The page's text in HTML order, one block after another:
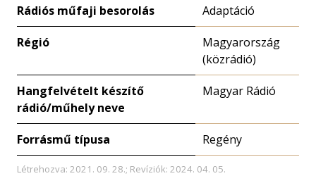
Rádiós műfaji besorolás Adaptáció
Régió
Magyarország
(közrádió)
Hangfelvételt készítő
rádió/műhely neve
Magyar Rádió
Forrásmű típusa Regény
Létrehozva: 2021. 09. 28.; Revíziók: 2024. 04. 05.